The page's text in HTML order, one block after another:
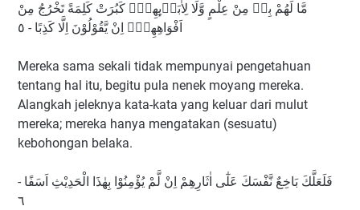
مَّا لَهُمْ بِهٖ مِنْ عِلْمٍ وَّلَا لِاٰبَاۤىِٕهِمْۗ كَبُرَتْ كَلِمَةً تَخْرُجُ مِنْ
اَفْوَاهِهِمْۗ اِنْ يَّقُوْلُوْنَ اِلَّا كَذِبًا - ٥
Mereka sama sekali tidak mempunyai pengetahuan
tentang hal itu, begitu pula nenek moyang mereka.
Alangkah jeleknya kata-kata yang keluar dari mulut
mereka; mereka hanya mengatakan (sesuatu)
kebohongan belaka.
فَلَعَلَّكَ بَاخِعٌ نَّفْسَكَ عَلٰٓى اٰثَارِهِمْ اِنْ لَّمْ يُؤْمِنُوْا بِهٰذَا الْحَدِيْثِ اَسَفًا -
٦